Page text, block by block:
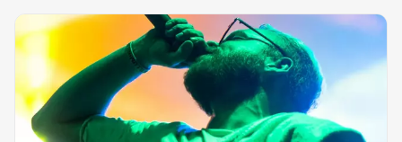
navegador. Guía paso a paso.